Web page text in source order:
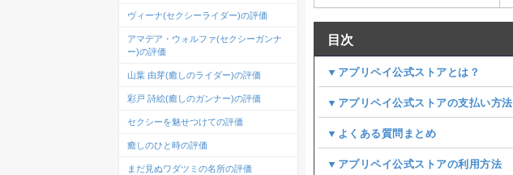
目次
▼アプリペイ公式ストアとは？
▼アプリペイ公式ストアの支払い方法
▼よくある質問まとめ
▼アプリペイ公式ストアの利用方法
ヴィーナ(セクシーライダー)の評価
アマデア・ウォルファ(セクシーガンナ
ー)の評価
山葉 由芽(癒しのライダー)の評価
彩戸 詩絵(癒しのガンナー)の評価
セクシーを魅せつけての評価
癒しのひと時の評価
まだ見ぬワダツミの名所の評価